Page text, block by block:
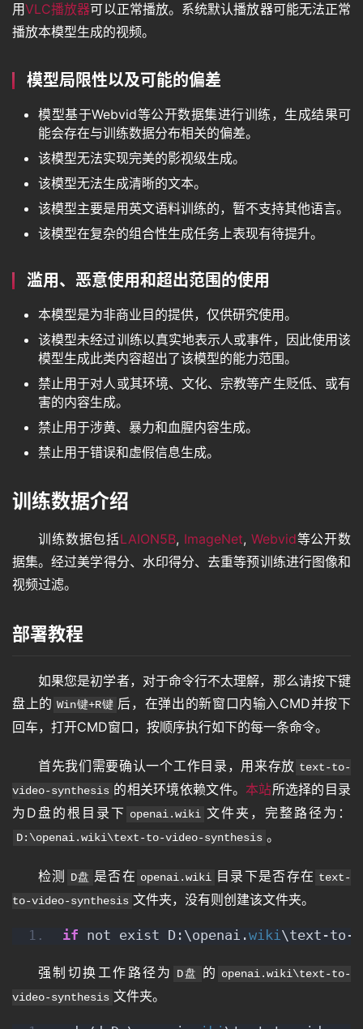
首
页
语
图
绘
画
音
频
用VLC播放器可以正常播放。系统默认播放器可能无法正常
播放本模型生成的视频。
模型局限性以及可能的偏差
模型基于Webvid等公开数据集进行训练，生成结果可
能会存在与训练数据分布相关的偏差。
该模型无法实现完美的影视级生成。
该模型无法生成清晰的文本。
该模型主要是用英文语料训练的，暂不支持其他语言。
该模型在复杂的组合性生成任务上表现有待提升。
滥用、恶意使用和超出范围的使用
本模型是为非商业目的提供，仅供研究使用。
该模型未经过训练以真实地表示人或事件，因此使用该
模型生成此类内容超出了该模型的能力范围。
禁止用于对人或其环境、文化、宗教等产生贬低、或有
害的内容生成。
禁止用于涉黄、暴力和血腥内容生成。
禁止用于错误和虚假信息生成。
训练数据介绍
训练数据包括LAION5B, ImageNet, Webvid等公开数
据集。经过美学得分、水印得分、去重等预训练进行图像和
视频过滤。
部署教程
如果您是初学者，对于命令行不太理解，那么请按下键
盘上的 Win键+R键 后，在弹出的新窗口内输入CMD并按下
回车，打开CMD窗口，按顺序执行如下的每一条命令。
首先我们需要确认一个工作目录，用来存放 text-to-
video-synthesis 的相关环境依赖文件。 本站所选择的目录
为D盘的根目录下 openai.wiki 文件夹，完整路径为：
D:\openai.wiki\text-to-video-synthesis 。
检测 D盘 是否在 openai.wiki 目录下是否存在 text-
to-video-synthesis 文件夹，没有则创建该文件夹。
if not exist D:\openai.wiki\text-to-
强制切换工作路径为 D盘 的 openai.wiki\text-to-
video-synthesis 文件夹。